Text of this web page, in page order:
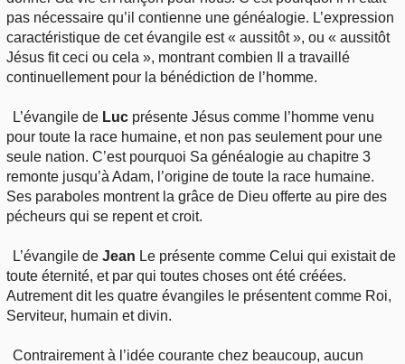
pas nécessaire qu’il contienne une généalogie. L’expression
caractéristique de cet évangile est « aussitôt », ou « aussitôt
Jésus fit ceci ou cela », montrant combien Il a travaillé
continuellement pour la bénédiction de l’homme.
L’évangile de Luc présente Jésus comme l’homme venu
pour toute la race humaine, et non pas seulement pour une
seule nation. C’est pourquoi Sa généalogie au chapitre 3
remonte jusqu’à Adam, l’origine de toute la race humaine.
Ses paraboles montrent la grâce de Dieu offerte au pire des
pécheurs qui se repent et croit.
L’évangile deJean Le présente comme Celui qui existait de
toute éternité, et par qui toutes choses ont été créées.
Autrement dit les quatre évangiles le présentent comme Roi,
Serviteur, humain et divin.
Contrairement à l’idée courante chez beaucoup, aucun